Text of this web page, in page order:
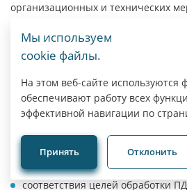
организационных и технических
законодательства в области защиты
следующих принципов:
законности целей и способов
добросовестности;
соответствия целей обработки
Мы используем
cookie файлы.
На этом веб-сайте используются
обеспечивают работу всех
эффективной навигации по
Принять Отклонить